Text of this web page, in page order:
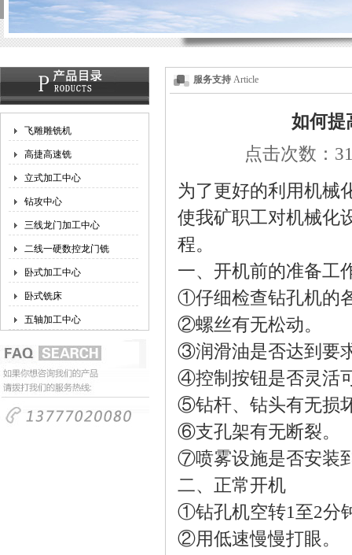
飞雕雕铣机
高捷高速铣
立式加工中心
钻攻中心
三线龙门加工中心
二线一硬数控龙门铣
卧式加工中心
卧式铣床
五轴加工中心
服务支持 Article
如何提
点击次数：
为了更好的利用机械
使我矿职工对机械化
程。
一、开机前的准备工
①仔细检查钻孔机的
②螺丝有无松动。
③润滑油是否达到要
④控制按钮是否灵活
⑤钻杆、钻头有无损
⑥支孔架有无断裂。
⑦喷雾设施是否安装
二、正常开机
①钻孔机空转1至2分
②用低速慢慢打眼。